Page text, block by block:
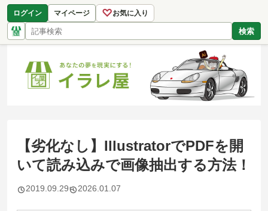
ログイン マイページ ♡お気に入り
検索
【劣化なし】IllustratorでPDFを開
いて読み込みで画像抽出する方法！
2019.09.29 2026.01.07